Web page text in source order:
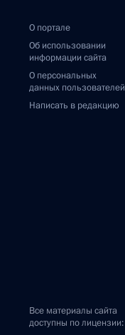
О портале
Об использовании
информации сайта
О персональных
данных пользователей
Написать в редакцию
Все материалы сайта
доступны по лицензии: